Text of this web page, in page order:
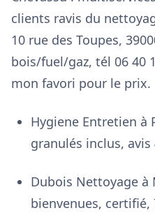
clients ravis du
10 rue des Toupes,
bois/fuel/gaz, tél 06 40
mon favori pour le prix.
Hygiene Entretien à
granulés inclus,
Dubois Nettoyage
bienvenues, certifié,